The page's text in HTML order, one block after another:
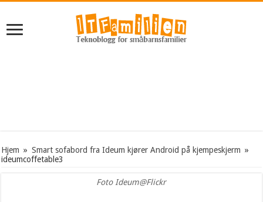
Hjem » Smart sofabord fra Ideum kjører Android på kjempeskjerm »
ideumcoffetable3
Foto Ideum@Flickr